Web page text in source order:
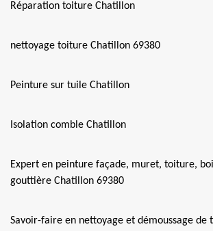
Réparation toiture Chatillon
nettoyage toiture Chatillon 69380
Peinture sur tuile Chatillon
Isolation comble Chatillon
Expert en peinture façade, muret, toiture,
gouttière Chatillon 69380
Savoir-faire en nettoyage et démoussage de